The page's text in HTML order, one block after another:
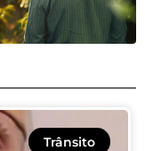
Trânsito